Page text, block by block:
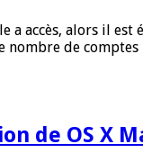
a accès, alors il
de
de OS X